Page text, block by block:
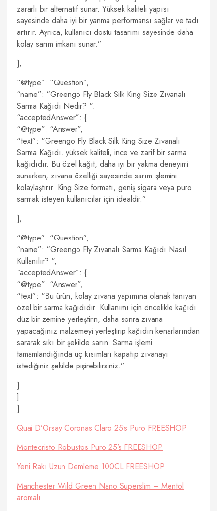
zararlı bir alternatif sunar. Yüksek kaliteli yapısı
sayesinde daha iyi bir yanma performansı sağlar ve tadı
artırır. Ayrıca, kullanıcı dostu tasarımı sayesinde daha
kolay sarım imkanı sunar.”
},
“@type”: “Question”,
“name”: “Greengo Fly Black Silk King Size Zıvanalı
Sarma Kağıdı Nedir? “,
“acceptedAnswer”: {
“@type”: “Answer”,
“text”: “Greengo Fly Black Silk King Size Zıvanalı
Sarma Kağıdı, yüksek kaliteli, ince ve zarif bir sarma
kağıdıdır. Bu özel kağıt, daha iyi bir yakma deneyimi
sunarken, zıvana özelliği sayesinde sarım işlemini
kolaylaştırır. King Size formatı, geniş sigara veya puro
sarmak isteyen kullanıcılar için idealdir.”
},
“@type”: “Question”,
“name”: “Greengo Fly Zıvanalı Sarma Kağıdı Nasıl
Kullanılır? “,
“acceptedAnswer”: {
“@type”: “Answer”,
“text”: “Bu ürün, kolay zıvana yapımına olanak tanıyan
özel bir sarma kağıdıdır. Kullanımı için öncelikle kağıdı
düz bir zemine yerleştirin, daha sonra zıvana
yapacağınız malzemeyi yerleştirip kağıdın kenarlarından
sararak sıkı bir şekilde sarın. Sarma işlemi
tamamlandığında uç kısımları kapatıp zıvanayı
istediğiniz şekilde pişirebilirsiniz.”
}
]
}
Quai D’Orsay Coronas Claro 25’s Puro FREESHOP
Montecristo Robustos Puro 25’s FREESHOP
Yeni Rakı Uzun Demleme 100CL FREESHOP
Manchester Wild Green Nano Superslim – Mentol
aromalı